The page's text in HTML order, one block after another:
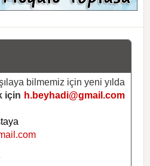
bilmemiz için yeni yılda
için h.beyhadi@gmail.com